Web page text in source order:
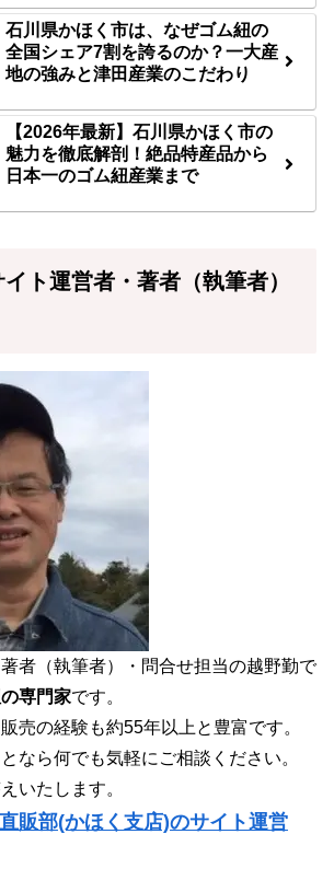
石川県かほく市は、なぜゴム紐の
全国シェア7割を誇るのか？一大産
地の強みと津田産業のこだわり
【2026年最新】石川県かほく市の
魅力を徹底解剖！絶品特産品から
日本一のゴム紐産業まで
ト運営者・著者（執筆者）
者（執筆者）・問合せ担当の越野勤で
専門家です。
売の経験も約55年以上と豊富です。
なら何でも気軽にご相談ください。
いたします。
販部(かほく支店)のサイト運営